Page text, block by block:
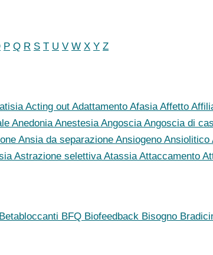
P Q R S T U V W X Y Z
Acting out Adattamento AfasiaAffetto
AnedoniaAnestesiaAngosciaAngoscia di
Ansia da separazione Ansiogeno Ansiolitico
Astrazione selettivaAtassiaAttaccamento
Betabloccanti BFQ Biofeedback Bisogno